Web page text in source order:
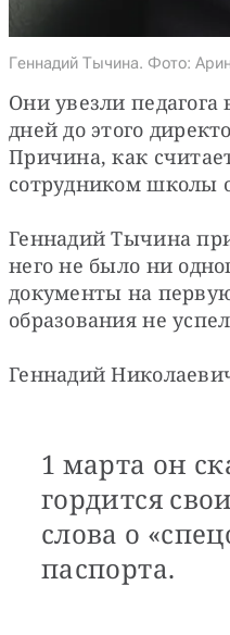
Геннадий Тычина. Фото:
Они увезли педагога
дней до этого
Причина, как
сотрудником школы
Геннадий Тычина
него не было ни
документы на
образования не
Геннадий
1 марта он
гордится
слова о
паспорта.